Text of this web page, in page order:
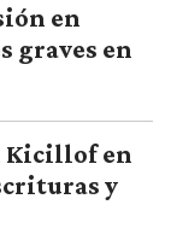
en
graves en
Kicillof en
y